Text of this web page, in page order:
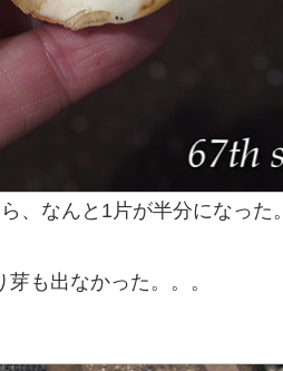
、なんと1片が半分になった。
も出なかった。。。